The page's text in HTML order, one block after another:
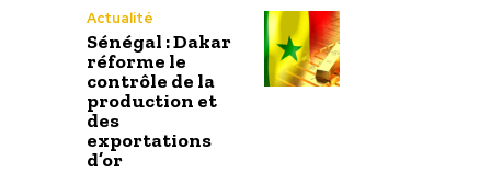
Actualité
Sénégal : Dakar
réforme le
contrôle de la
production et
des
exportations
d’or